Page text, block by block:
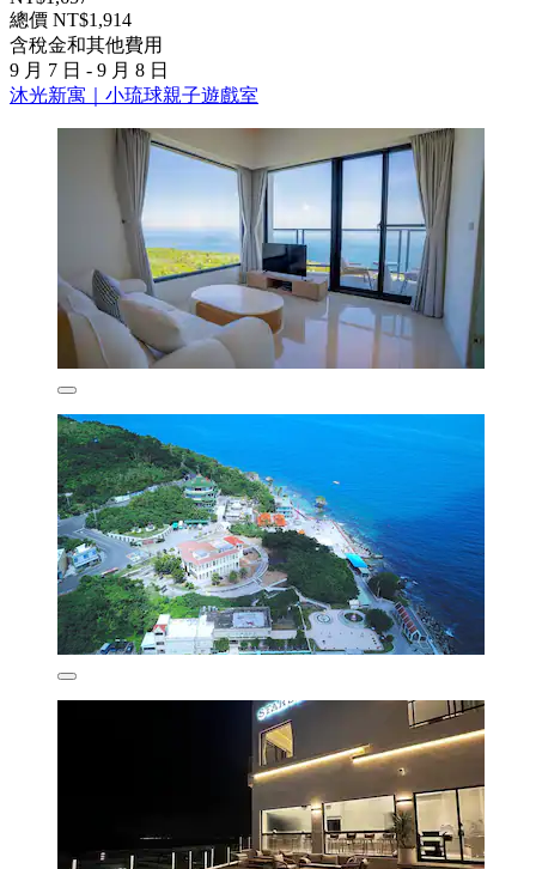
總價 NT$1,914
含稅金和其他費用
9 月 7 日 - 9 月 8 日
沐光新寓｜小琉球親子遊戲室